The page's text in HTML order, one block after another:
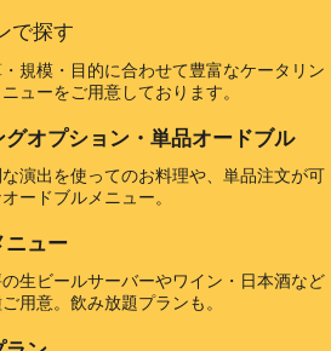
で探す
規模・目的に合わせて豊富なケータリン
ューをご用意しております。
オプション・単品オードブル
演出を使ってのお料理や、単品注文が可
ードブルメニュー。
ュー
生ビールサーバーやワイン・日本酒など
用意。飲み放題プランも。